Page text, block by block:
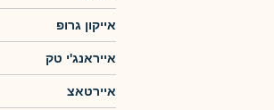
אייקון גרופ
אייראנג'י טק
איירטאצ